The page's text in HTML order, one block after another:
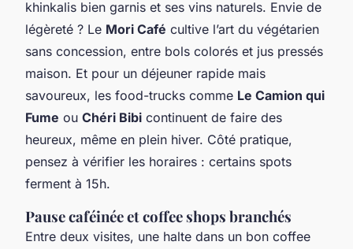
khinkalis bien garnis et ses vins naturels. Envie de
légèreté ? Le Mori Café cultive l’art du végétarien
sans concession, entre bols colorés et jus pressés
maison. Et pour un déjeuner rapide mais
savoureux, les food-trucks comme Le Camion qui
Fume ou Chéri Bibi continuent de faire des
heureux, même en plein hiver. Côté pratique,
pensez à vérifier les horaires : certains spots
ferment à 15h.
Pause caféinée et coffee shops branchés
Entre deux visites, une halte dans un bon coffee